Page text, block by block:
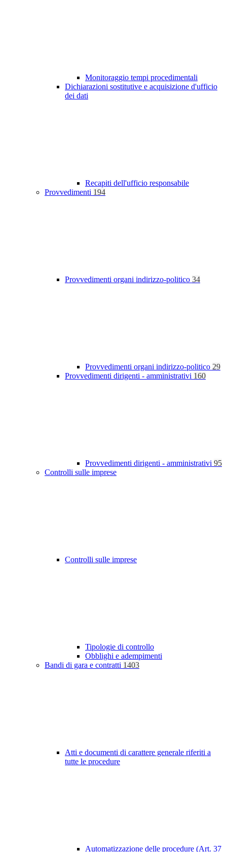
Monitoraggio tempi procedimentali
Dichiarazioni sostitutive e acquisizione d'ufficio
dei dati
Recapiti dell'ufficio responsabile
Provvedimenti 194
Provvedimenti organi indirizzo-politico 34
Provvedimenti organi indirizzo-politico 29
Provvedimenti dirigenti - amministrativi 160
Provvedimenti dirigenti - amministrativi 95
Controlli sulle imprese
Controlli sulle imprese
Tipologie di controllo
Obblighi e adempimenti
Bandi di gara e contratti 1403
Atti e documenti di carattere generale riferiti a
tutte le procedure
Automatizzazione delle procedure (Art. 37